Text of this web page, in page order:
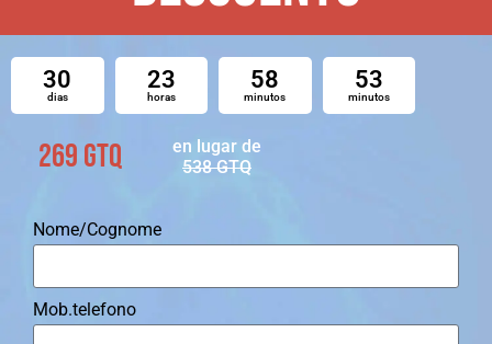
30
dias
23
horas
58
minutos
52
minutos
269 GTQ
en lugar de
538 GTQ
Nome/Cognome
Mob.telefono